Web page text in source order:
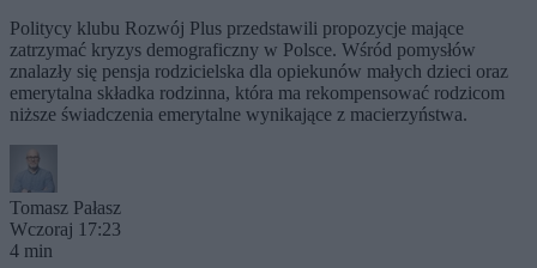
Politycy klubu Rozwój Plus przedstawili propozycje mające
zatrzymać kryzys demograficzny w Polsce. Wśród pomysłów
znalazły się pensja rodzicielska dla opiekunów małych dzieci oraz
emerytalna składka rodzinna, która ma rekompensować rodzicom
niższe świadczenia emerytalne wynikające z macierzyństwa.
Tomasz Pałasz
Wczoraj 17:23
4 min